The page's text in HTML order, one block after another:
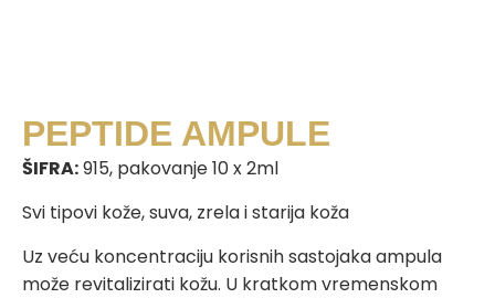
PEPTIDE AMPULE
ŠIFRA:915, pakovanje 10 x 2ml
Svi tipovi kože, suva, zrela i starija koža
Uz veću koncentraciju korisnih sastojaka ampula
može revitalizirati kožu. U kratkom vremenskom